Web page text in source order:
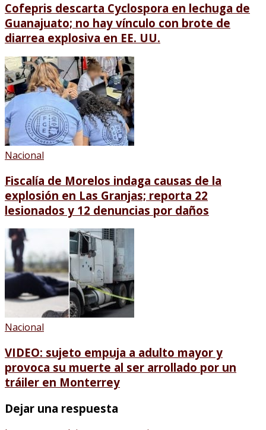
Cofepris descarta Cyclospora en lechuga de
Guanajuato; no hay vínculo con brote de
diarrea explosiva en EE. UU.
Nacional
Fiscalía de Morelos indaga causas de la
explosión en Las Granjas; reporta 22
lesionados y 12 denuncias por daños
Nacional
VIDEO: sujeto empuja a adulto mayor y
provoca su muerte al ser arrollado por un
tráiler en Monterrey
Dejar una respuesta